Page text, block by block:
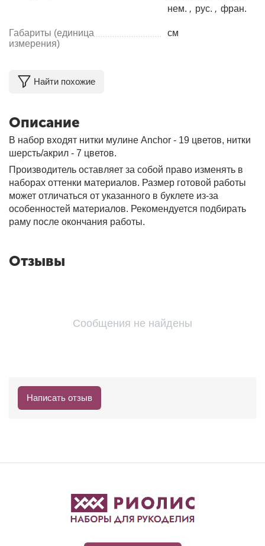
нем. , рус. , фран.
Габариты (единица
измерения)
см
Найти похожие
Описание
В набор входят нитки мулине Anchor - 19 цветов, нитки
шерсть/акрил - 7 цветов.
Производитель оставляет за собой право изменять в
наборах оттенки материалов. Размер готовой работы
может отличаться от указанного в буклете из-за
особенностей материалов. Рекомендуется подбирать
раму после окончания работы.
Отзывы
Сообщения не найдены
Написать отзыв